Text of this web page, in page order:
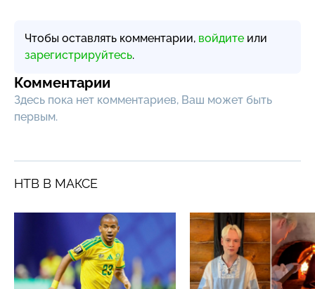
Чтобы оставлять комментарии, войдите или
зарегистрируйтесь.
Комментарии
Здесь пока нет комментариев, Ваш может быть
первым.
НТВ В МАКСЕ